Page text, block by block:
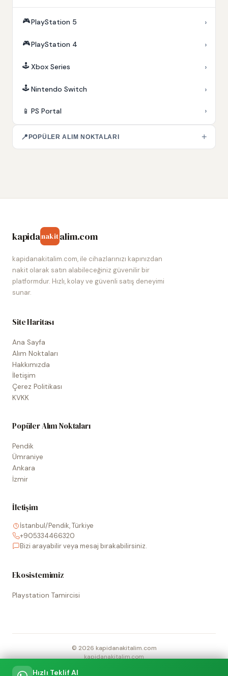
Hızlı Teklif Al
🎮PlayStation 5 ›
🎮PlayStation 4 ›
🕹️ Xbox Series ›
🕹️ Nintendo Switch ›
📱 PS Portal ›
📍 POPÜLER ALIM NOKTALARI +
kapidanakitalim.com
kapidanakitalim.com, ile cihazlarınızı kapınızdan
nakit olarak satın alabileceğiniz güvenilir bir
platformdur. Hızlı, kolay ve güvenli satış deneyimi
sunar.
Site Haritası
Ana Sayfa
Alım Noktaları
Hakkımızda
İletişim
Çerez Politikası
KVKK
Popüler Alım Noktaları
Pendik
Ümraniye
Ankara
İzmir
İletişim
İstanbul/Pendik, Türkiye
+905334466320
Bizi arayabilir veya mesaj bırakabilirsiniz.
Ekosistemimiz
Playstation Tamircisi
© 2026 kapidanakitalim.com
kapidanakitalim.com
Sitede kullanılan tüm marka, logo ve görseller ilgili hak sahiplerine